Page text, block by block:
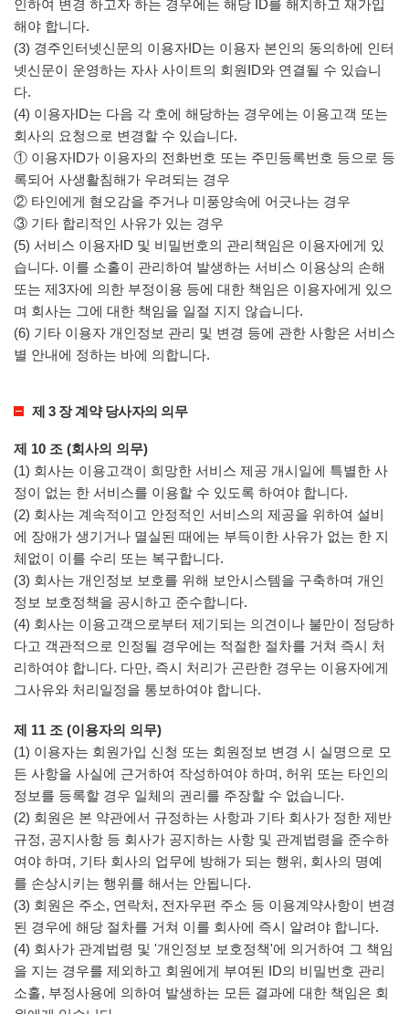
인하여 변경 하고자 하는 경우에는 해당 ID를 해지하고 재가입
해야 합니다.
(3) 경주인터넷신문의 이용자ID는 이용자 본인의 동의하에 인터
넷신문이 운영하는 자사 사이트의 회원ID와 연결될 수 있습니
다.
(4) 이용자ID는 다음 각 호에 해당하는 경우에는 이용고객 또는
회사의 요청으로 변경할 수 있습니다.
① 이용자ID가 이용자의 전화번호 또는 주민등록번호 등으로 등
록되어 사생활침해가 우려되는 경우
② 타인에게 혐오감을 주거나 미풍양속에 어긋나는 경우
③ 기타 합리적인 사유가 있는 경우
(5) 서비스 이용자ID 및 비밀번호의 관리책임은 이용자에게 있
습니다. 이를 소홀이 관리하여 발생하는 서비스 이용상의 손해
또는 제3자에 의한 부정이용 등에 대한 책임은 이용자에게 있으
며 회사는 그에 대한 책임을 일절 지지 않습니다.
(6) 기타 이용자 개인정보 관리 및 변경 등에 관한 사항은 서비스
별 안내에 정하는 바에 의합니다.
제 3 장 계약 당사자의 의무
제 10 조 (회사의 의무)
(1) 회사는 이용고객이 희망한 서비스 제공 개시일에 특별한 사
정이 없는 한 서비스를 이용할 수 있도록 하여야 합니다.
(2) 회사는 계속적이고 안정적인 서비스의 제공을 위하여 설비
에 장애가 생기거나 멸실된 때에는 부득이한 사유가 없는 한 지
체없이 이를 수리 또는 복구합니다.
(3) 회사는 개인정보 보호를 위해 보안시스템을 구축하며 개인
정보 보호정책을 공시하고 준수합니다.
(4) 회사는 이용고객으로부터 제기되는 의견이나 불만이 정당하
다고 객관적으로 인정될 경우에는 적절한 절차를 거쳐 즉시 처
리하여야 합니다. 다만, 즉시 처리가 곤란한 경우는 이용자에게
그사유와 처리일정을 통보하여야 합니다.
제 11 조 (이용자의 의무)
(1) 이용자는 회원가입 신청 또는 회원정보 변경 시 실명으로 모
든 사항을 사실에 근거하여 작성하여야 하며, 허위 또는 타인의
정보를 등록할 경우 일체의 권리를 주장할 수 없습니다.
(2) 회원은 본 약관에서 규정하는 사항과 기타 회사가 정한 제반
규정, 공지사항 등 회사가 공지하는 사항 및 관계법령을 준수하
여야 하며, 기타 회사의 업무에 방해가 되는 행위, 회사의 명예
를 손상시키는 행위를 해서는 안됩니다.
(3) 회원은 주소, 연락처, 전자우편 주소 등 이용계약사항이 변경
된 경우에 해당 절차를 거쳐 이를 회사에 즉시 알려야 합니다.
(4) 회사가 관계법령 및 '개인정보 보호정책'에 의거하여 그 책임
을 지는 경우를 제외하고 회원에게 부여된 ID의 비밀번호 관리
소홀, 부정사용에 의하여 발생하는 모든 결과에 대한 책임은 회